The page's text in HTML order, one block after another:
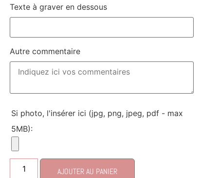
Texte à graver en dessous
Autre commentaire
Si photo, l'insérer ici (jpg, png, jpeg, pdf - max
5MB):
AJOUTER AU PANIER